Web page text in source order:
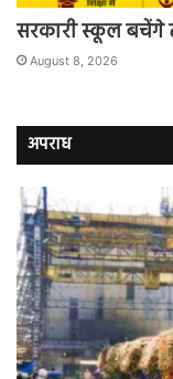
सरकारी स्कूल बचेंगे
August 8, 2026
अपराध